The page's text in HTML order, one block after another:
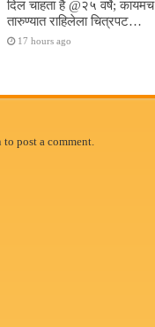
दिल चाहता है @२५ वर्षे; कायमच
तारुण्यात राहिलेला चित्रपट…
17 hours ago
to post a comment.